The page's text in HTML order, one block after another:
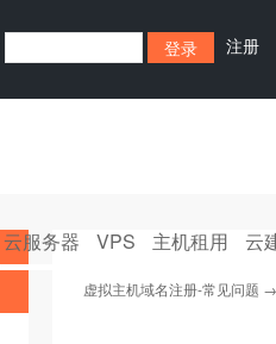
注册
云服务器 VPS 主机租用 云
虚拟主机域名注册-常见问题